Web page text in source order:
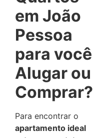
em João
Pessoa
para você
Alugar ou
Comprar?
Para encontrar o
apartamento ideal